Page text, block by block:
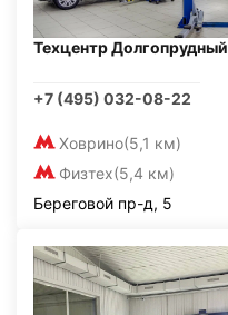
Техцентр Долгопрудный
+7 (495) 032-08-22
Ховрино(5,1 км)
Физтех(5,4 км)
Береговой пр-д, 5